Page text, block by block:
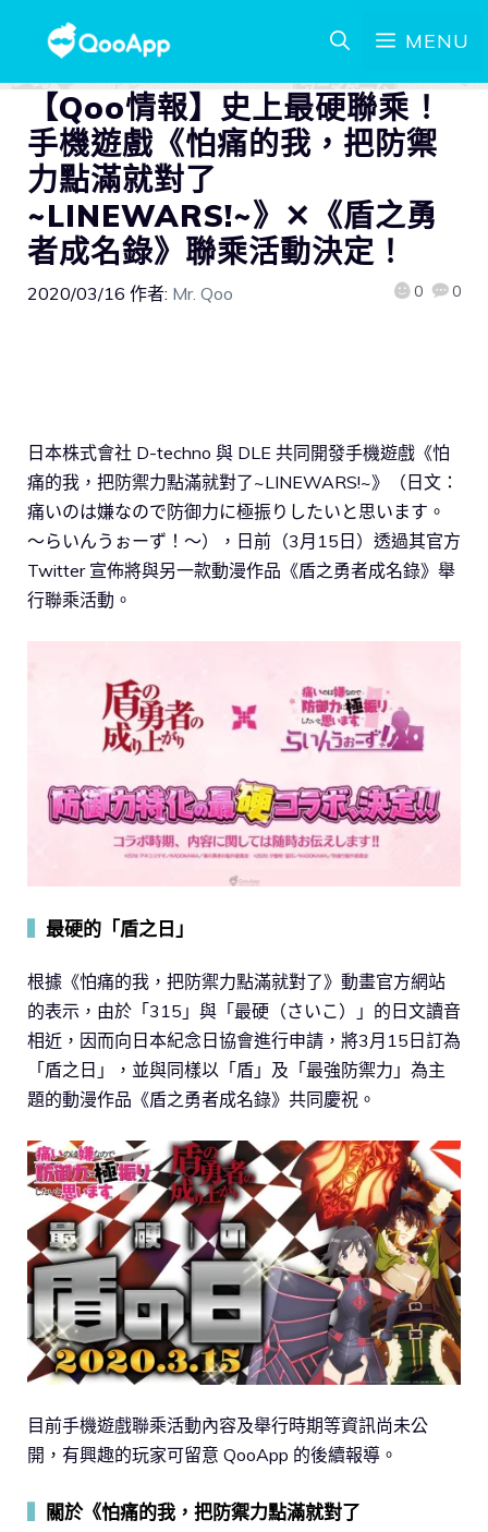
MENU
【Qoo情報】史上最硬聯乘！
手機遊戲《怕痛的我，把防禦
力點滿就對了
~LINEWARS!~》✕《盾之勇
者成名錄》聯乘活動決定！
2020/03/16 作者: Mr. Qoo 0 0
日本株式會社 D-techno 與 DLE 共同開發手機遊戲《怕
痛的我，把防禦力點滿就對了~LINEWARS!~》（日文：
痛いのは嫌なので防御力に極振りしたいと思います。
～らいんうぉーず！～），日前（3月15日）透過其官方
Twitter 宣佈將與另一款動漫作品《盾之勇者成名錄》舉
行聯乘活動。
最硬的「盾之日」
根據《怕痛的我，把防禦力點滿就對了》動畫官方網站
的表示，由於「315」與「最硬（さいこ）」的日文讀音
相近，因而向日本紀念日協會進行申請，將3月15日訂為
「盾之日」，並與同樣以「盾」及「最強防禦力」為主
題的動漫作品《盾之勇者成名錄》共同慶祝。
目前手機遊戲聯乘活動內容及舉行時期等資訊尚未公
開，有興趣的玩家可留意 QooApp 的後續報導。
關於《怕痛的我，把防禦力點滿就對了